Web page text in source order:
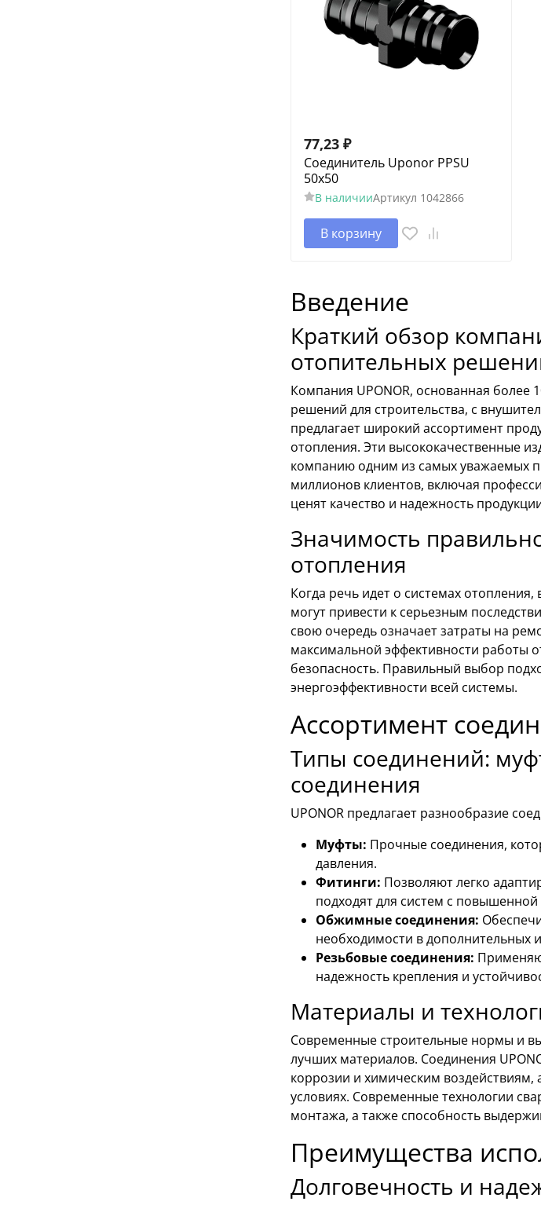
77,23 ₽
Соединитель Uponor PPSU
50x50
В наличииАртикул 1042866
В корзину
Введение
Краткий обзор
отопительных
Компания UPONOR, основанная более
решений для строительства, с
предлагает широкий ассортимент
отопления. Эти высококачественные
компанию одним из самых уважаемых
миллионов клиентов, включая
ценят качество и надежность
Значимость
отопления
Когда речь идет о системах
могут привести к серьезным
свою очередь означает затраты на
максимальной эффективности работы
безопасность. Правильный выбор
энергоэффективности всей системы.
Ассортимент
Типы соединений:
соединения
UPONOR предлагает разнообразие
Муфты: Прочные соединения,
давления.
Фитинги: Позволяют легко
подходят для систем с
Обжимные соединения:
необходимости в дополнительных
Резьбовые соединения:
надежность крепления и
Материалы и
Современные строительные нормы и
лучших материалов. Соединения
коррозии и химическим
условиях. Современные технологии
монтажа, а также способность
Преимущества
Долговечность и